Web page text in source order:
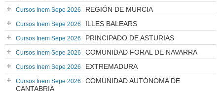
Cursos Inem Sepe 2026 REGIÓN DE MURCIA
Cursos Inem Sepe 2026 ILLES BALEARS
Cursos Inem Sepe 2026 PRINCIPADO DE ASTURIAS
Cursos Inem Sepe 2026 COMUNIDAD FORAL DE NAVARRA
Cursos Inem Sepe 2026 EXTREMADURA
Cursos Inem Sepe 2026
COMUNIDAD AUTÓNOMA DE
CANTABRIA